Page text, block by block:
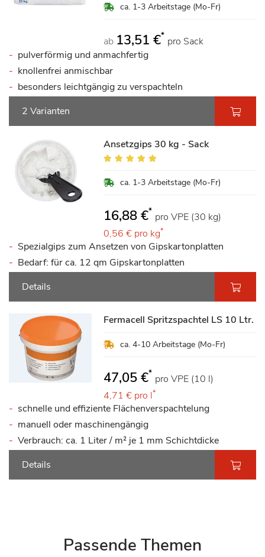
ca. 1-3 Arbeitstage (Mo-Fr)
ab 13,51 €* pro Sack
pulverförmig und anmachfertig
knollenfrei anmischbar
besonders leichtgängig zu verspachteln
2 Varianten
Ansetzgips 30 kg - Sack
Bewertung:
ca. 1-3 Arbeitstage (Mo-Fr)
16,88 €* pro VPE (30 kg)
0,56 € pro kg*
Spezialgips zum Ansetzen von Gipskartonplatten
Bedarf: für ca. 12 qm Gipskartonplatten
Details
Fermacell Spritzspachtel LS 10 Ltr.
ca. 4-10 Arbeitstage (Mo-Fr)
47,05 €* pro VPE (10 l)
4,71 € pro l*
schnelle und effiziente Flächenverspachtelung
manuell oder maschinengängig
Verbrauch: ca. 1 Liter / m² je 1 mm Schichtdicke
Details
Passende Themen